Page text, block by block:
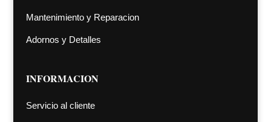
Mantenimiento y Reparacion
Adornos y Detalles
INFORMACION
Servicio al cliente